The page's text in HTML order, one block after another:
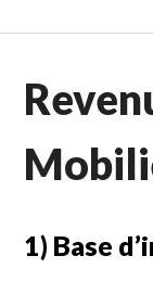
au
principal
1) Base